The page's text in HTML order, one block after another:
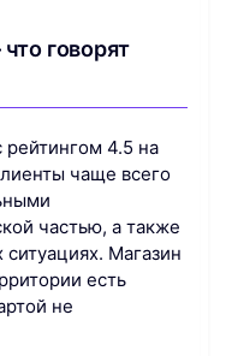
говорят
4.5 на
чаще всего
частью, а также
Магазин
есть
не